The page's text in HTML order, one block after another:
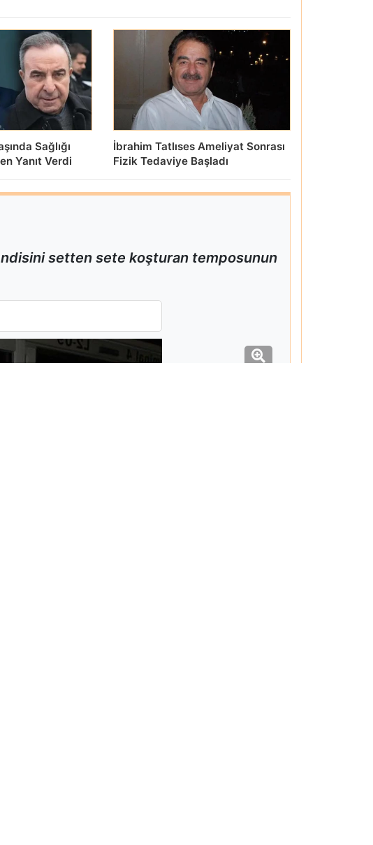
Sağlığı
Yanıt Verdi
İbrahim Tatlıses Ameliyat Sonrası
Fizik Tedaviye Başladı
setten sete koşturan temposunun